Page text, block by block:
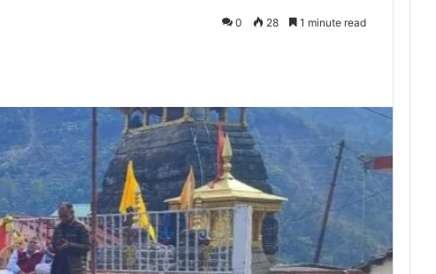
0 28 1 minute read